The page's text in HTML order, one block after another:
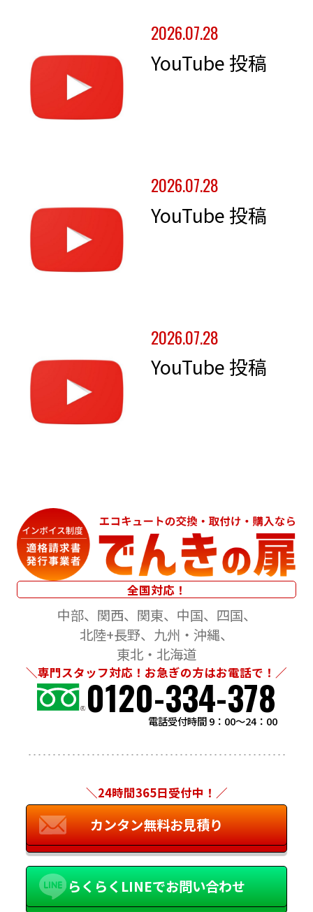
2026.07.28
YouTube 投稿
2026.07.28
YouTube 投稿
2026.07.28
YouTube 投稿
全国対応！
中部 関西 関東 中国
四国
北陸+長野
九州・沖縄
東北・北海道
＼専門スタッフ対応！お急ぎの方はお電話で！／
0120-334-378
電話受付時間 9：00～24：00
＼24時間365日受付中！／
カンタン無料お見積り
らくらくLINEでお問い合わせ